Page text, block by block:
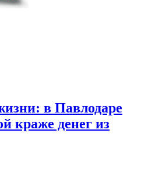
в Павлодаре
краже денег из